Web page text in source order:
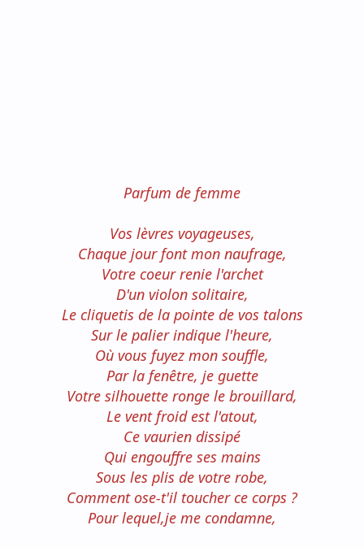
Parfum de femme
Vos lèvres voyageuses,
Chaque jour font mon naufrage,
Votre coeur renie l'archet
D'un violon solitaire,
Le cliquetis de la pointe de vos talons
Sur le palier indique l'heure,
Où vous fuyez mon souffle,
Par la fenêtre, je guette
Votre silhouette ronge le brouillard,
Le vent froid est l'atout,
Ce vaurien dissipé
Qui engouffre ses mains
Sous les plis de votre robe,
Comment ose-t'il toucher ce corps ?
Pour lequel,je me condamne,